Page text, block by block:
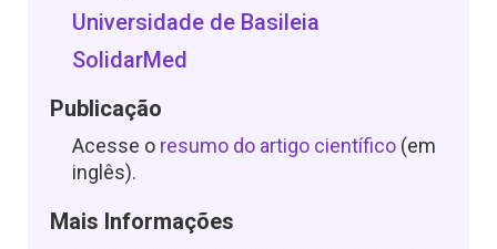
Universidade de Basileia
SolidarMed
Publicação
Acesse o resumo do artigo científico (em
inglês).
Mais Informações